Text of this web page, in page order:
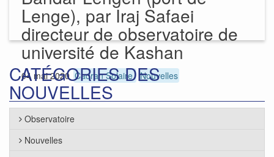
Lenge), par Iraj Safaei
directeur de observatoire de
université de Kashan
04 mai 2020 Cadran Solaire Nouvelles
CATÉGORIES DES
NOUVELLES
Observatoire
Nouvelles